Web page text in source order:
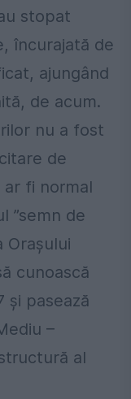
stopat
încurajată de
ajungând
de acum.
nu a fost
de
fi normal
”semn de
Orașului
cunoască
și pasează
–
al